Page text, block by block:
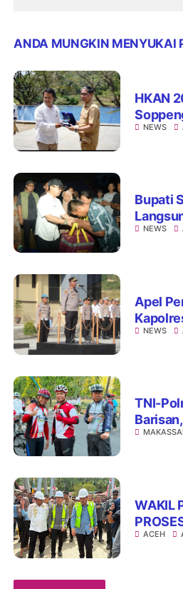
ANDA MUNGKIN MENYUKAI
HKAN
Sejalan
NEWS
Bupati
di Desa
NEWS
Apel
NEWS
TNI-
Ajang
WAKIL
ACEH